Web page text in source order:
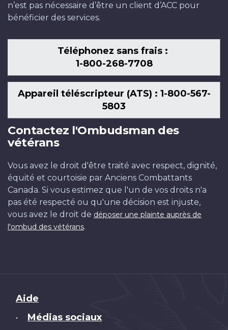
n’est pas nécessaire d’être un client d’ACC pour
bénéficier des services.
Téléphonez sans frais :
1-800-268-7708
Appareil téléscripteur (ATS) : 1-800-567-
5803
Contactez l'Ombudsman des
vétérans
Vous avez le droit d'être traité avec respect, dignité,
équité et courtoisie par Anciens Combattants
Canada. Si vous estimez que l'un de vos droits n'a
pas été respecté ou qu'une décision est injuste,
vous avez le droit de déposer une plainte auprès de
l'ombud des vétérans.
Brand
Aide
• Médias sociaux